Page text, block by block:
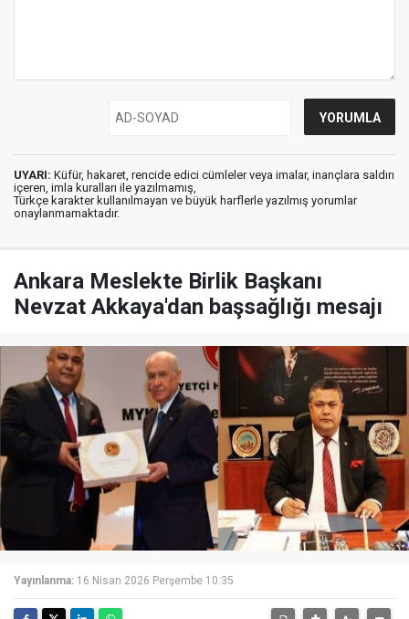
UYARI: Küfür, hakaret, rencide edici cümleler veya imalar, inançlara saldırı
içeren, imla kuralları ile yazılmamış,
Türkçe karakter kullanılmayan ve büyük harflerle yazılmış yorumlar
onaylanmamaktadır.
Ankara Meslekte Birlik Başkanı
Nevzat Akkaya'dan başsağlığı mesajı
Yayınlanma: 16 Nisan 2026 Perşembe 10:35